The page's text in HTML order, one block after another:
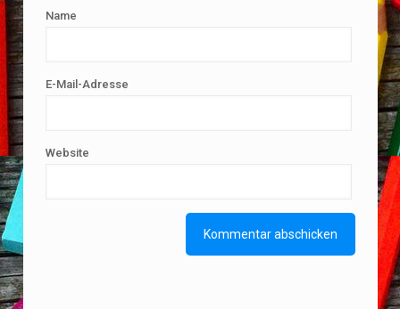
Name
E-Mail-Adresse
Website